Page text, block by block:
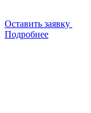
Оставить заявку
Подробнее